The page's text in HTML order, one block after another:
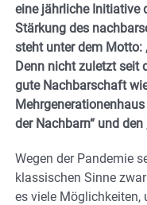
eine jährliche Initiative
Stärkung des
steht unter dem Motto:
Denn nicht zuletzt seit
gute Nachbarschaft
der Nachbarn“ und
Wegen der Pandemie
klassischen Sinne
es viele Möglichkeiten,